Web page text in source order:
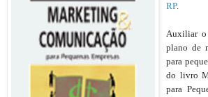
RP.
Auxiliar o
plano de
para
do livro
para